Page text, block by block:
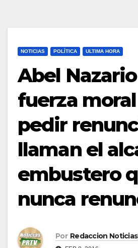
NOTICIAS POLÍTICA ULTIMA HORA
Abel
fuerza
pedir
llaman el
embustero
nunca
Por Redaccion